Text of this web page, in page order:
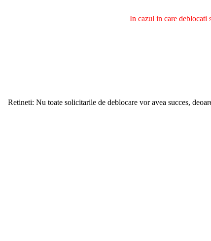
In cazul in care
Retineti: Nu toate solicitarile de deblocare vor avea succes,